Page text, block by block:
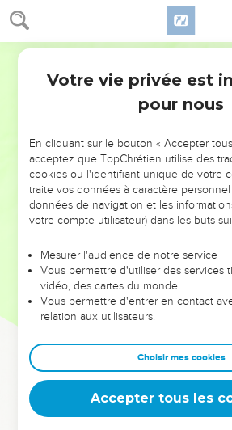
Proverbes 1
24 » Puisque j'appelle et que vous
la main et que personne n'y prête
25
pas mes reproches,
moi aussi je rirai quand vous serez
quand la terreur fondra sur vous
que le malheur vous enveloppera
quand la détresse et l'angoisse
» Alors ils m'appelleront et je ne
Parce qu'ils ont détesté la
la crainte de l'Eternel,
parce qu'ils n'ont pas accepté mes
tous mes reproches,
ils se nourriront du fruit de leur
rassasieront de leurs propres conseils.
En effet, l'égarement de ceux qui
les tue et l'insouciance des hommes
Votre vie privée est
pour nous
En cliquant sur le bouton « Accepter
acceptez que TopChrétien utilise des
cookies ou l'identifiant unique de votre
traite vos données à caractère
données de navigation et les
votre compte utilisateur) dans les buts
Mesurer l'audience de notre service
Vous permettre d'utiliser des services
vidéo, des cartes du monde…
Vous permettre d'entrer en contact
relation aux utilisateurs.
Choisir mes cookies
Accepter tous les